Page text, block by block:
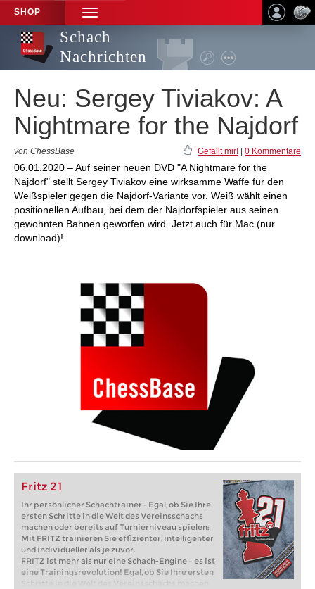
SHOP
TOGGLE
NAVIGATION
Schach
Nachrichten
Neu: Sergey Tiviakov: A
Nightmare for the Najdorf
von ChessBase Gefällt mir! 0 Kommentare
06.01.2020 – Auf seiner neuen DVD "A Nightmare for the
Najdorf" stellt Sergey Tiviakov eine wirksamme Waffe für den
Weißspieler gegen die Najdorf-Variante vor. Weiß wählt einen
positionellen Aufbau, bei dem der Najdorfspieler aus seinen
gewohnten Bahnen geworfen wird. Jetzt auch für Mac (nur
download)!
Fritz 21
Ihr persönlicher Schachtrainer - Egal, ob Sie Ihre
ersten Schritte in die Welt des Vereinsschachs
machen oder bereits auf Turnierniveau spielen:
Mit FRITZ trainieren Sie effizienter, intelligenter
und individueller als je zuvor.
FRITZ ist mehr als nur eine Schach-Engine – es ist
eine Trainingsrevolution! Egal, ob Sie Ihre ersten
Schritte in die Welt des Vereinsschachs machen